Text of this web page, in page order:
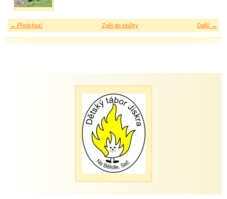
← Předchozí Další →
Zpět do složky